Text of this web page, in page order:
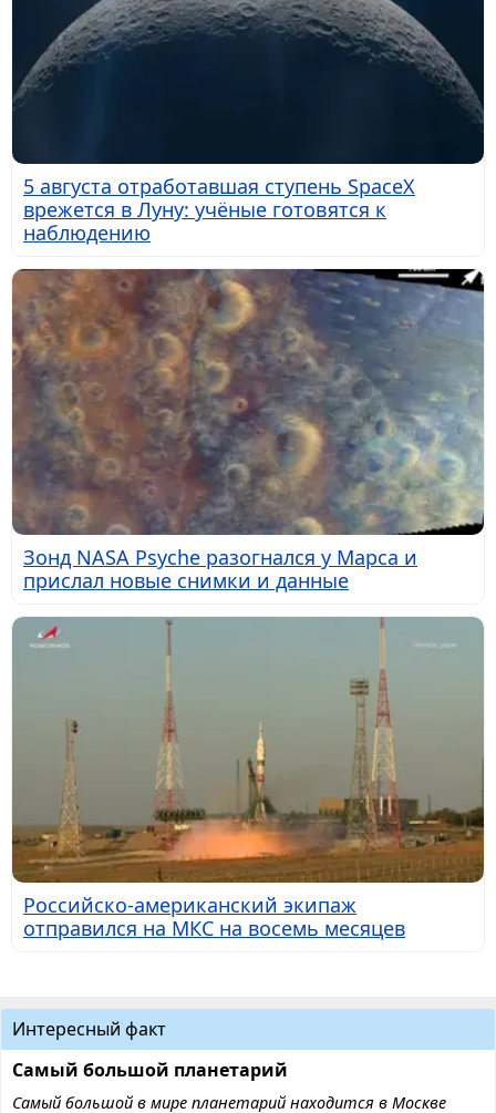
5 августа отработавшая ступень SpaceX
врежется в Луну: учёные готовятся к
наблюдению
Зонд NASA Psyche разогнался у Марса и
прислал новые снимки и данные
Российско-американский экипаж
отправился на МКС на восемь месяцев
Интересный факт
Самый большой планетарий
Самый большой в мире планетарий находится в Москве